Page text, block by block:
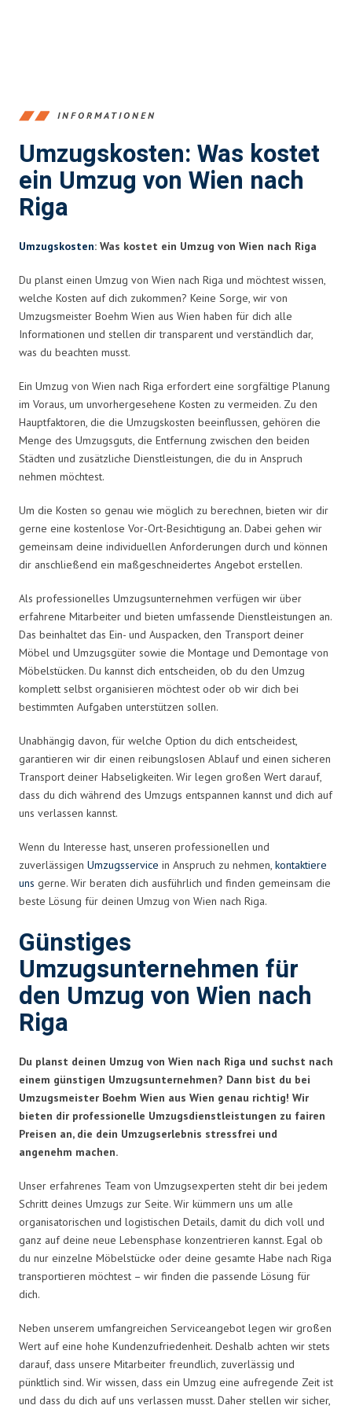
INFORMATIONEN
Umzugskosten: Was kostet
ein Umzug von Wien nach
Riga
Umzugskosten: Was kostet ein Umzug von Wien nach Riga
Du planst einen Umzug von Wien nach Riga und möchtest wissen,
welche Kosten auf dich zukommen? Keine Sorge, wir von
Umzugsmeister Boehm Wien aus Wien haben für dich alle
Informationen und stellen dir transparent und verständlich dar,
was du beachten musst.
Ein Umzug von Wien nach Riga erfordert eine sorgfältige Planung
im Voraus, um unvorhergesehene Kosten zu vermeiden. Zu den
Hauptfaktoren, die die Umzugskosten beeinflussen, gehören die
Menge des Umzugsguts, die Entfernung zwischen den beiden
Städten und zusätzliche Dienstleistungen, die du in Anspruch
nehmen möchtest.
Um die Kosten so genau wie möglich zu berechnen, bieten wir dir
gerne eine kostenlose Vor-Ort-Besichtigung an. Dabei gehen wir
gemeinsam deine individuellen Anforderungen durch und können
dir anschließend ein maßgeschneidertes Angebot erstellen.
Als professionelles Umzugsunternehmen verfügen wir über
erfahrene Mitarbeiter und bieten umfassende Dienstleistungen an.
Das beinhaltet das Ein- und Auspacken, den Transport deiner
Möbel und Umzugsgüter sowie die Montage und Demontage von
Möbelstücken. Du kannst dich entscheiden, ob du den Umzug
komplett selbst organisieren möchtest oder ob wir dich bei
bestimmten Aufgaben unterstützen sollen.
Unabhängig davon, für welche Option du dich entscheidest,
garantieren wir dir einen reibungslosen Ablauf und einen sicheren
Transport deiner Habseligkeiten. Wir legen großen Wert darauf,
dass du dich während des Umzugs entspannen kannst und dich auf
uns verlassen kannst.
Wenn du Interesse hast, unseren professionellen und
zuverlässigen Umzugsservice in Anspruch zu nehmen, kontaktiere
uns gerne. Wir beraten dich ausführlich und finden gemeinsam die
beste Lösung für deinen Umzug von Wien nach Riga.
Günstiges
Umzugsunternehmen für
den Umzug von Wien nach
Riga
Du planst deinen Umzug von Wien nach Riga und suchst nach
einem günstigen Umzugsunternehmen? Dann bist du bei
Umzugsmeister Boehm Wien aus Wien genau richtig! Wir
bieten dir professionelle Umzugsdienstleistungen zu fairen
Preisen an, die dein Umzugserlebnis stressfrei und
angenehm machen.
Unser erfahrenes Team von Umzugsexperten steht dir bei jedem
Schritt deines Umzugs zur Seite. Wir kümmern uns um alle
organisatorischen und logistischen Details, damit du dich voll und
ganz auf deine neue Lebensphase konzentrieren kannst. Egal ob
du nur einzelne Möbelstücke oder deine gesamte Habe nach Riga
transportieren möchtest – wir finden die passende Lösung für
dich.
Neben unserem umfangreichen Serviceangebot legen wir großen
Wert auf eine hohe Kundenzufriedenheit. Deshalb achten wir stets
darauf, dass unsere Mitarbeiter freundlich, zuverlässig und
pünktlich sind. Wir wissen, dass ein Umzug eine aufregende Zeit ist
und dass du dich auf uns verlassen musst. Daher stellen wir sicher,